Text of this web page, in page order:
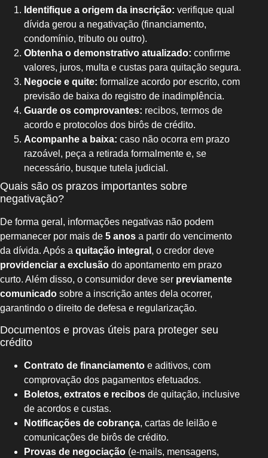
Identifique a origem da inscrição: verifique qual
dívida gerou a negativação (financiamento,
condomínio, tributo ou outro).
Obtenha o demonstrativo atualizado: confirme
valores, juros, multa e custas para quitação segura.
Negocie e quite: formalize acordo por escrito, com
previsão de baixa do registro de inadimplência.
Guarde os comprovantes: recibos, termos de
acordo e protocolos dos birôs de crédito.
Acompanhe a baixa: caso não ocorra em prazo
razoável, peça a retirada formalmente e, se
necessário, busque tutela judicial.
Quais são os prazos importantes sobre
negativação?
De forma geral, informações negativas não podem
permanecer por mais de 5 anos a partir do vencimento
da dívida. Após a quitação integral , o credor deve
providenciar a exclusão do apontamento em prazo
curto. Além disso, o consumidor deve ser previamente
comunicado sobre a inscrição antes dela ocorrer,
garantindo o direito de defesa e regularização.
Documentos e provas úteis para proteger seu
crédito
Contrato de financiamento e aditivos, com
comprovação dos pagamentos efetuados.
Boletos, extratos e recibos de quitação, inclusive
de acordos e custas.
Notificações de cobrança, cartas de leilão e
comunicações de birôs de crédito.
Provas de negociação (e-mails, mensagens,